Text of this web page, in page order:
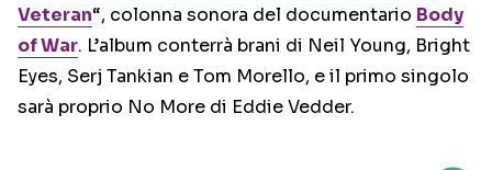
Veteran“, colonna sonora del documentario Body
of War. L’album conterrà brani di Neil Young, Bright
Eyes, Serj Tankian e Tom Morello, e il primo singolo
sarà proprio No More di Eddie Vedder.